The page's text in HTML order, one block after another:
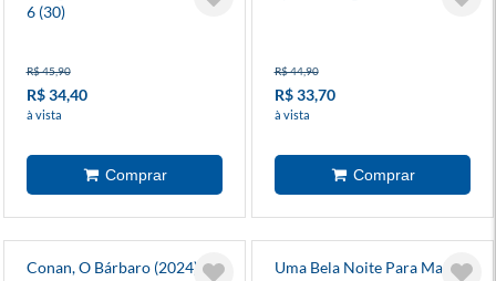
6 (30)
R$ 45,90
R$ 34,40
à vista
R$ 44,90
R$ 33,70
à vista
Conan, O Bárbaro (2024) 9
Uma Bela Noite Para Matar!